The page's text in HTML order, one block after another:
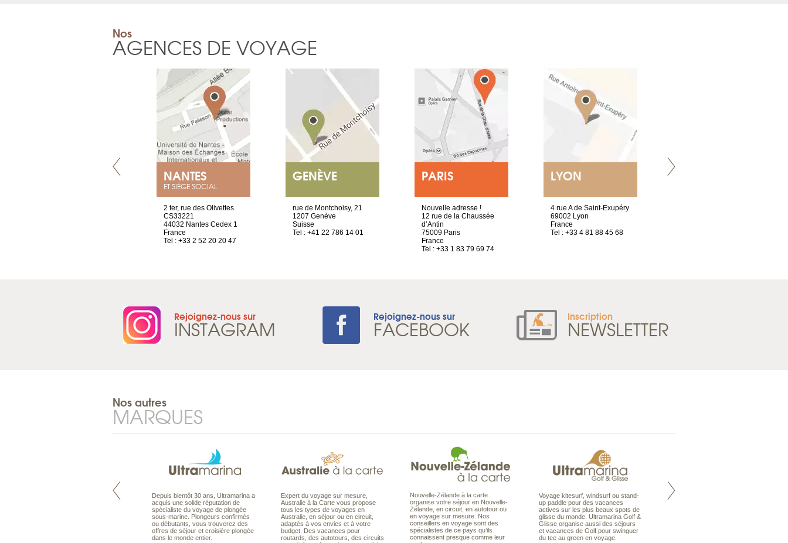
Nos
AGENCES DE VOYAGE
NANTES
ET SIÈGE SOCIAL
2 ter, rue des Olivettes
CS33221
44032 Nantes Cedex 1
France
Tel : +33 2 52 20 20 47
GENÈVE
rue de Montchoisy, 21
1207 Genève
Suisse
Tel : +41 22 786 14 01
PARIS
Nouvelle adresse !
12 rue de la Chaussée
d’Antin
75009 Paris
France
Tel : +33 1 83 79 69 74
LYON
4 rue A de Saint-Exupéry
69002 Lyon
France
Tel : +33 4 81 88 45 68
Rejoignez-nous sur
INSTAGRAM Rejoignez-nous sur
FACEBOOK Inscription
NEWSLETTER
Nos autres
MARQUES
Pacifique à la carte est le spécialiste
Depuis bientôt 30 ans, Ultramarina a
acquis une solide réputation de
spécialiste du voyage de plongée
sous-marine. Plongeurs confirmés
ou débutants, vous trouverez des
offres de séjour et croisière plongée
dans le monde entier.
Expert du voyage sur mesure,
Australie à la Carte vous propose
tous les types de voyages en
Australie, en séjour ou en circuit,
adaptés à vos envies et à votre
budget. Des vacances pour
routards, des autotours, des circuits
Nouvelle-Zélande à la carte
organise votre séjour en Nouvelle-
Zélande, en circuit, en autotour ou
en voyage sur mesure. Nos
conseillers en voyage sont des
spécialistes de ce pays qu’ils
connaissent presque comme leur
Voyage kitesurf, windsurf ou stand-
up paddle pour des vacances
actives sur les plus beaux spots de
glisse du monde. Ultramarina Golf &
Glisse organise aussi des séjours
et vacances de Golf pour swinguer
du tee au green en voyage.
Maldives à la Carte propose tous